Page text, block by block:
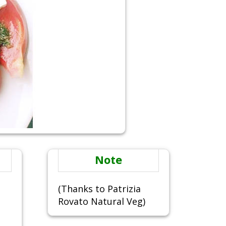
Note
(Thanks to Patrizia
Rovato Natural Veg)